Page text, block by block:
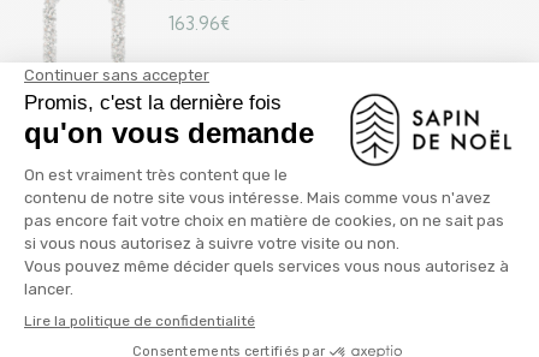
163.96€
Ajouter au panier
Guirlande de Noël Vert avec LED et
boules dorée-bronze 10 m PVC
99.35€
Ajouter au panier
Guirlande de Noël avec LED et boules
Vert 20 m PVC